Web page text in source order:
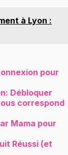
à Lyon :
pour
Débloquer
correspond
Mama pour
Réussi (et